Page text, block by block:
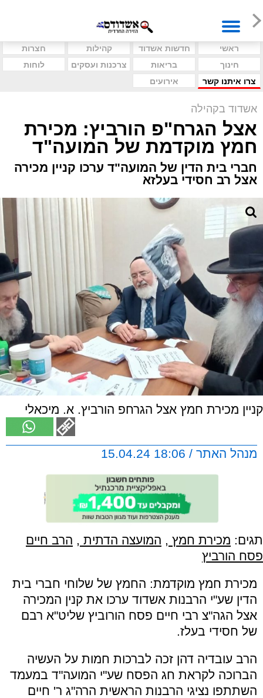
ראשי חדשות אשדוד קהילות
חצרות
חינוך
בריאות צרכנות ועסקים
לוחות
צרו איתנו קשר
אירועים
אשדוד בקהילה
אצל הגרח"פ הורביץ: מכירת
חמץ מוקדמת של המועה"ד
חברי בית הדין של המועה"ד ערכו קניין מכירה
אצל רב חסידי בעלזא
קניין מכירת חמץ אצל הגרחפ הורביץ. א. מיכאלי
מנהל האתר / 18:06 15.04.24
תגים: מכירת חמץ , המועצה הדתית , הרב חיים
פסח הורביץ
מכירת חמץ מוקדמת: החמץ של שלוחי חברי בית
הדין שע"י הרבנות אשדוד ערכו את קנין המכירה
אצל הגה"צ רבי חיים פסח הורוביץ שליט"א רבם
של חסידי בעלז.
הרב עובדיה דהן זכה לברכות חמות על העשיה
הברוכה לקראת חג הפסח שע"י המועה"ד במעמד
השתתפו נציגי הרבנות הראשית הרה"ג ר' חיים